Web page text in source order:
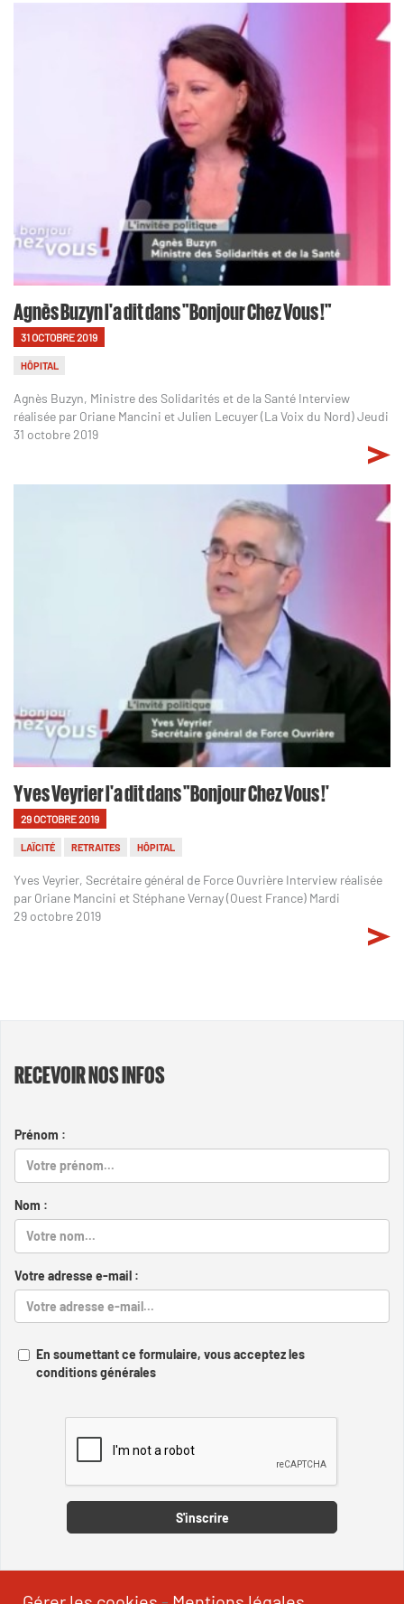
Agnès Buzyn l'a dit dans "Bonjour Chez Vous !"
31 OCTOBRE 2019
HÔPITAL
Agnès Buzyn, Ministre des Solidarités et de la Santé Interview
réalisée par Oriane Mancini et Julien Lecuyer (La Voix du Nord) Jeudi
31 octobre 2019
Yves Veyrier l'a dit dans "Bonjour Chez Vous !'
29 OCTOBRE 2019
LAÏCITÉ RETRAITES HÔPITAL
Yves Veyrier, Secrétaire général de Force Ouvrière Interview réalisée
par Oriane Mancini et Stéphane Vernay (Ouest France) Mardi
29 octobre 2019
RECEVOIR NOS INFOS
Prénom :
Nom :
Votre adresse e-mail :
En soumettant ce formulaire, vous acceptez les
conditions générales
S'inscrire